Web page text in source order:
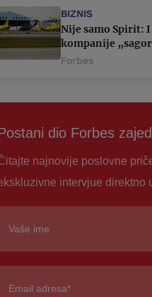
BIZNIS
Nije samo Spirit:
kompanije
Forbes
dio Forbes
najnovije poslovne
intervjue direktno